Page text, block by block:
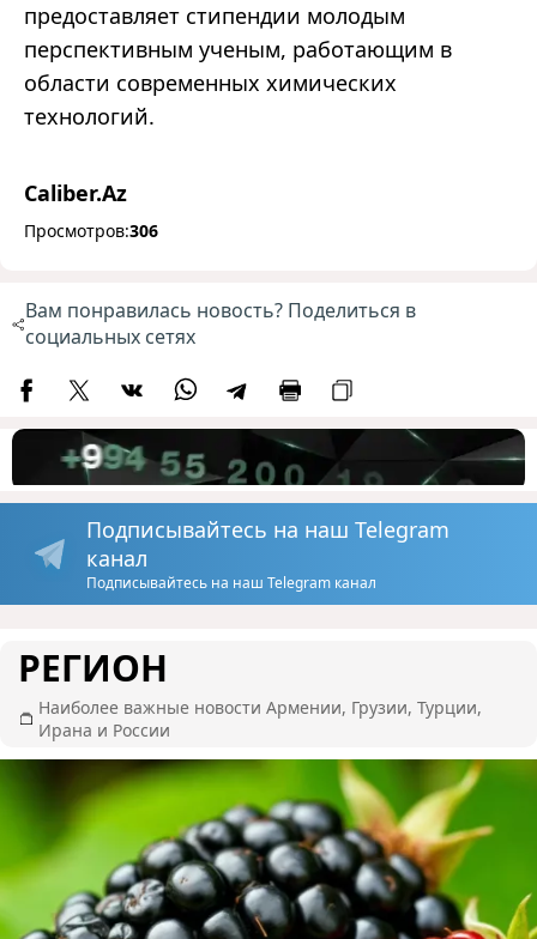
предоставляет стипендии молодым
перспективным ученым, работающим в
области современных химических
технологий.
Caliber.Az
Просмотров:306
Вам понравилась новость? Поделиться в
социальных сетях
Подписывайтесь на наш Telegram
канал
Подписывайтесь на наш Telegram канал
РЕГИОН
Наиболее важные новости Армении, Грузии, Турции,
Ирана и России